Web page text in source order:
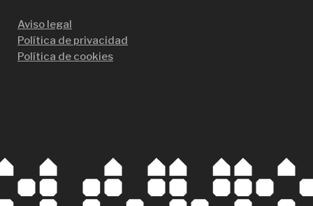
Aviso legal
Política de privacidad
Política de cookies